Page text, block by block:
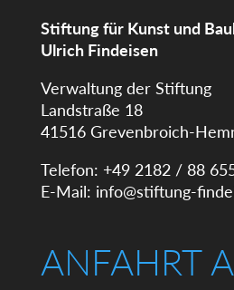
Stiftung für Kunst und
Ulrich Findeisen
Verwaltung der Stiftung
Landstraße 18
41516 Grevenbroich-
Telefon: +49 2182 / 88
E-Mail: info@stiftung-
ANFAHRT